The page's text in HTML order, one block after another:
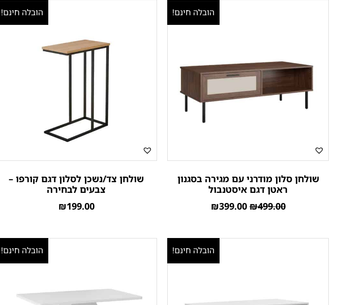
הובלה חינם!
שולחן סלון מודרני עם מגירה בסגנון
ראטן דגם איסטנבול
₪499.00
₪399.00
הובלה חינם!
שולחן צד/נשכן לסלון דגם קורפו –
צבעים לבחירה
₪199.00
הובלה חינם! הובלה חינם!